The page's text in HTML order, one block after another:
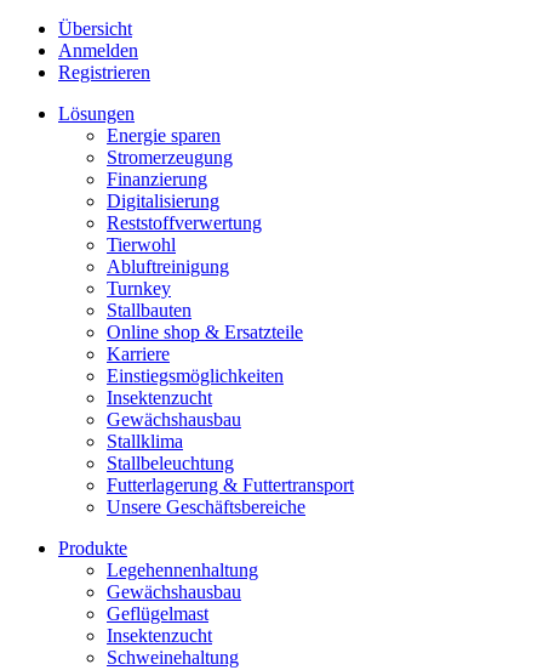
Übersicht
Anmelden
Registrieren
Lösungen
Energie sparen
Stromerzeugung
Finanzierung
Digitalisierung
Reststoffverwertung
Tierwohl
Abluftreinigung
Turnkey
Stallbauten
Online shop & Ersatzteile
Karriere
Einstiegsmöglichkeiten
Insektenzucht
Gewächshausbau
Stallklima
Stallbeleuchtung
Futterlagerung & Futtertransport
Unsere Geschäftsbereiche
Produkte
Legehennenhaltung
Gewächshausbau
Geflügelmast
Insektenzucht
Schweinehaltung